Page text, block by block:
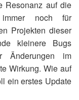
Resonanz auf die
noch für
Projekten dieser
kleinere Bugs
Änderungen im
Wirkung. Wie auf
ein erstes Update